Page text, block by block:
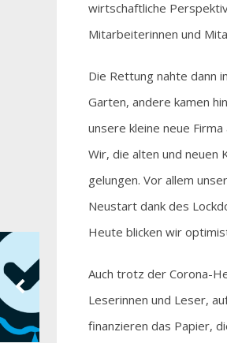
wirtschaftliche
Mitarbeiterinnen und
Die Rettung nahte dann
Garten, andere kamen
unsere kleine neue
Wir, die alten und neuen
gelungen. Vor allem
Neustart dank des
Heute blicken wir
Auch trotz der Corona-
Leserinnen und Leser,
finanzieren das Papier,